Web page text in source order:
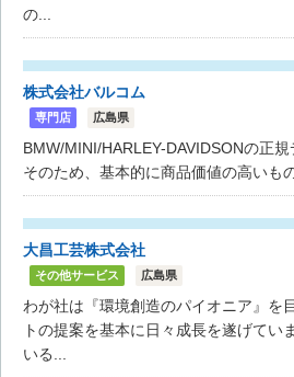
の...
株式会社バルコム
専門店 広島県
BMW/MINI/HARLEY-DAVIDSONの正規
そのため、基本的に商品価値の高いも
大昌工芸株式会社
その他サービス 広島県
わが社は『環境創造のパイオニア』を
トの提案を基本に日々成長を遂げてい
いる...